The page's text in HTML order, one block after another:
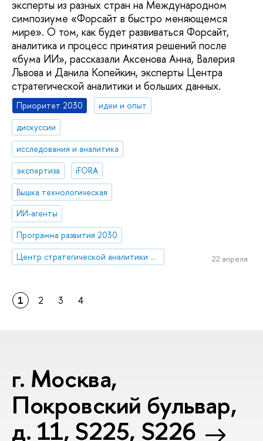
эксперты из разных стран на Международном
симпозиуме «Форсайт в быстро меняющемся
мире». О том, как будет развиваться Форсайт,
аналитика и процесс принятия решений после
«бума ИИ», рассказали Аксенова Анна, Валерия
Львова и Данила Копейкин, эксперты Центра
стратегической аналитики и больших данных.
Приоритет 2030
идеи и опыт
дискуссии
исследования и аналитика
экспертиза
iFORA
Вышка технологическая
ИИ-агенты
Программа развития 2030
Центр стратегической аналитики и больших данных
22 апреля
1 2 3 4
г. Москва,
Покровский бульвар,
д. 11, S225, S226